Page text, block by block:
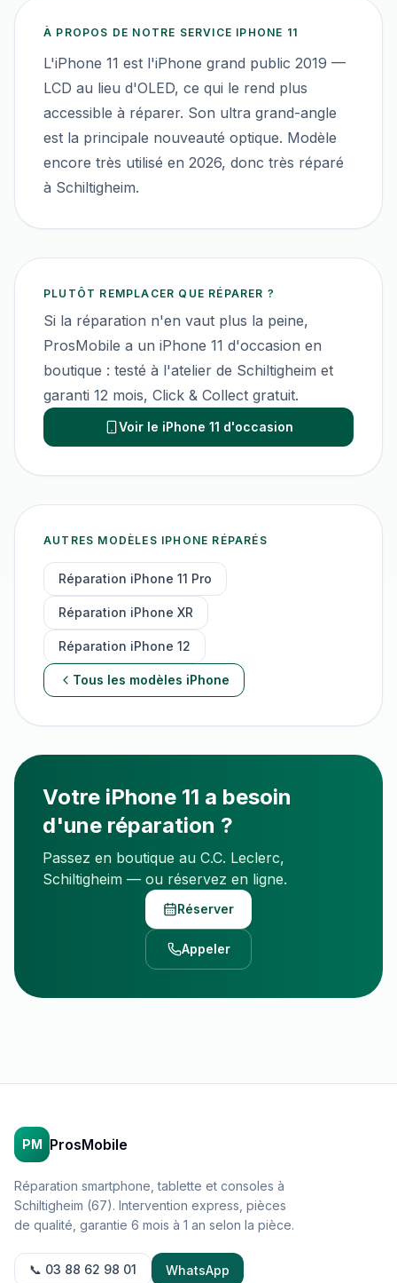
À PROPOS DE NOTRE SERVICE IPHONE 11
L'iPhone 11 est l'iPhone grand public 2019 —
LCD au lieu d'OLED, ce qui le rend plus
accessible à réparer. Son ultra grand-angle
est la principale nouveauté optique. Modèle
encore très utilisé en 2026, donc très réparé
à Schiltigheim.
PLUTÔT REMPLACER QUE RÉPARER ?
Si la réparation n'en vaut plus la peine,
ProsMobile a un iPhone 11 d'occasion en
boutique : testé à l'atelier de Schiltigheim et
garanti 12 mois, Click & Collect gratuit.
Voir le iPhone 11 d'occasion
AUTRES MODÈLES IPHONE RÉPARÉS
Réparation iPhone 11 Pro
Réparation iPhone XR
Réparation iPhone 12
Tous les modèles iPhone
Votre iPhone 11 a besoin
d'une réparation ?
Passez en boutique au C.C. Leclerc,
Schiltigheim — ou réservez en ligne.
Réserver
Appeler
PM ProsMobile
Réparation smartphone, tablette et consoles à
Schiltigheim (67). Intervention express, pièces
de qualité, garantie 6 mois à 1 an selon la pièce.
📞 03 88 62 98 01 WhatsApp